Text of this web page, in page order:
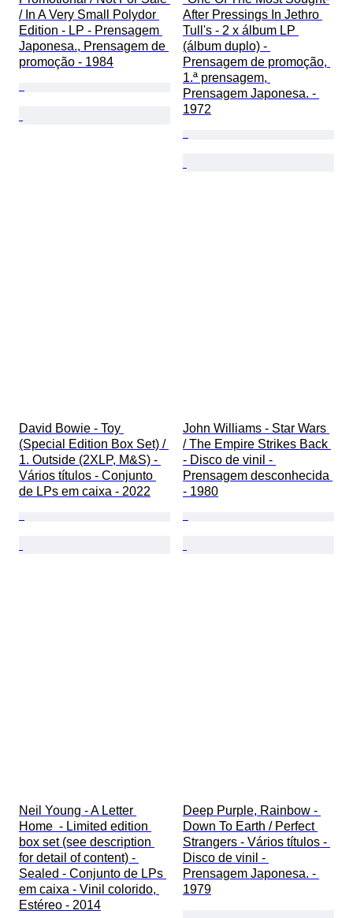
/ In A Very Small Polydor
Edition - LP - Prensagem
Japonesa., Prensagem de
promoção - 1984
After Pressings In Jethro
Tull's - 2 x álbum LP
(álbum duplo) -
Prensagem de promoção,
1.ª prensagem,
Prensagem Japonesa. -
1972
David Bowie - Toy
(Special Edition Box Set) /
1. Outside (2XLP, M&S) -
Vários títulos - Conjunto
de LPs em caixa - 2022
John Williams - Star Wars
/ The Empire Strikes Back
- Disco de vinil -
Prensagem desconhecida
- 1980
Neil Young - A Letter
Home  - Limited edition
box set (see description
for detail of content) -
Sealed - Conjunto de LPs
em caixa - Vinil colorido,
Estéreo - 2014
Deep Purple, Rainbow -
Down To Earth / Perfect
Strangers - Vários títulos -
Disco de vinil -
Prensagem Japonesa. -
1979